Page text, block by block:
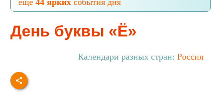
ещё 44 ярких события дня
День буквы «Ё»
Календари разных стран: Россия